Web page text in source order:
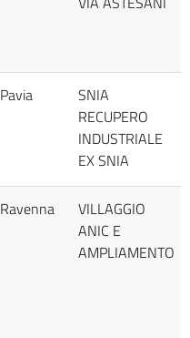
Pavia
SNIA
RECUPERO
INDUSTRIALE
EX SNIA
Ravenna
VILLAGGIO
ANIC E
AMPLIAMENTO